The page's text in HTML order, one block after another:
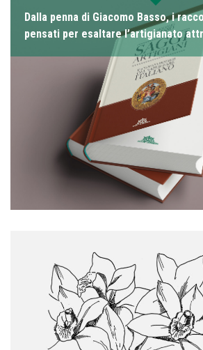
Dalla penna di Giacomo Basso, i
pensati per esaltare l’artigianato